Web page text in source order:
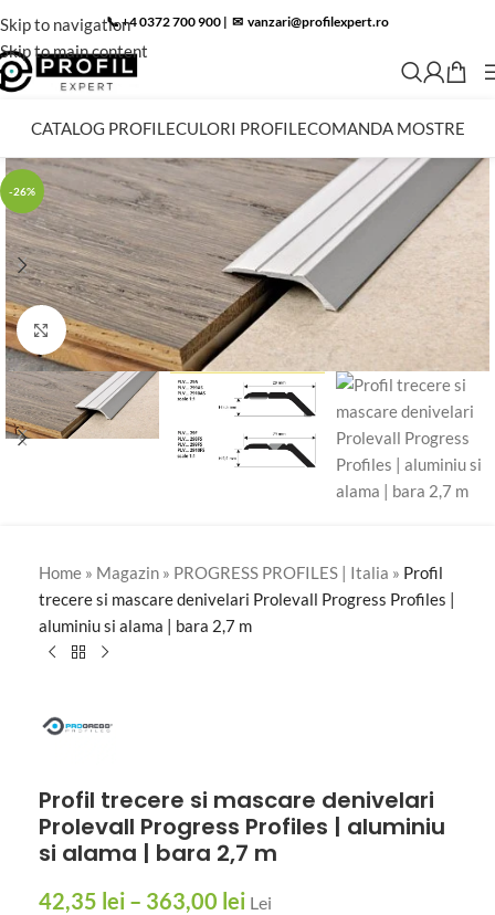
Skip to navigation
Skip to main content
📞 +4 0372 700 900 | ✉︎ vanzari@profilexpert.ro
CATALOG PROFILECULORI PROFILECOMANDA MOSTRE
-26%
Click to enlarge
Home » Magazin » PROGRESS PROFILES | Italia » Profil
trecere si mascare denivelari Prolevall Progress Profiles |
aluminiu si alama | bara 2,7 m
Profil trecere si mascare denivelari
Prolevall Progress Profiles | aluminiu
si alama | bara 2,7 m
42,35 lei – 363,00 lei Lei